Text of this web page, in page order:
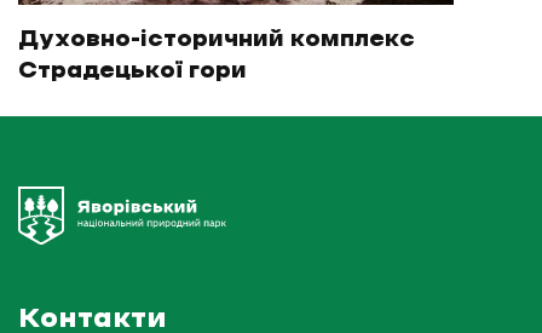
Духовно-історичний комплекс
Страдецької гори
Контакти